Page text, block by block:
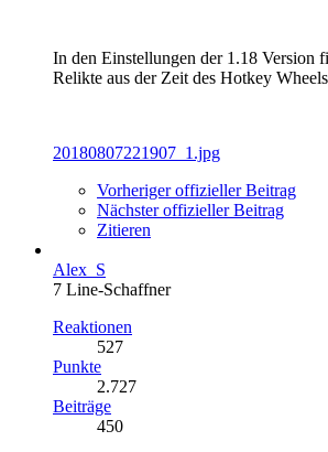
In den Einstellungen der 1.18 Version
Relikte aus der Zeit des Hotkey
20180807221907_1.jpg
Vorheriger offizieller Beitrag
Nächster offizieller Beitrag
Zitieren
Alex_S
7 Line-Schaffner
Reaktionen
527
Punkte
2.727
Beiträge
450